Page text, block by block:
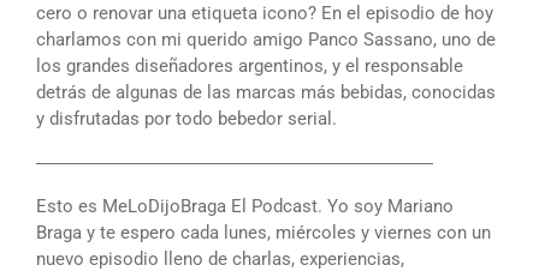
cero o renovar una etiqueta icono? En el episodio de hoy
charlamos con mi querido amigo Panco Sassano, uno de
los grandes diseñadores argentinos, y el responsable
detrás de algunas de las marcas más bebidas, conocidas
y disfrutadas por todo bebedor serial.
――――――――――――――――――――――
Esto es MeLoDijoBraga El Podcast. Yo soy Mariano
Braga y te espero cada lunes, miércoles y viernes con un
nuevo episodio lleno de charlas, experiencias,